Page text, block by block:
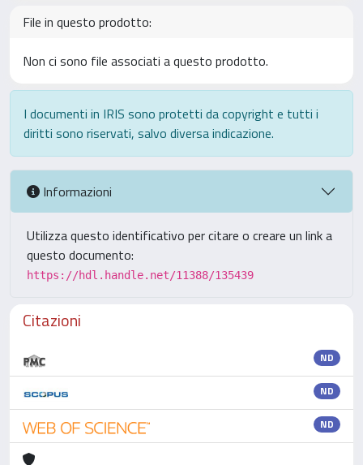
File in questo prodotto:
Non ci sono file associati a questo prodotto.
I documenti in IRIS sono protetti da copyright e tutti i
diritti sono riservati, salvo diversa indicazione.
Informazioni
Utilizza questo identificativo per citare o creare un link a
questo documento:
https://hdl.handle.net/11388/135439
Citazioni
ND
ND
ND